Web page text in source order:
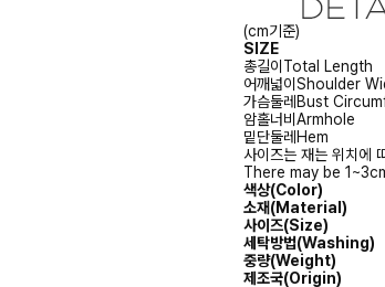
(cm기준)
SIZE
총길이 Total Length
어깨넓이 Shoulder
가슴둘레 Bust
암홀너비 Armhole
밑단둘레 Hem
사이즈는 재는 위치에
There may be
색상(Color)
소재(Material)
사이즈(Size)
세탁방법(Washing)
중량(Weight)
제조국(Origin)